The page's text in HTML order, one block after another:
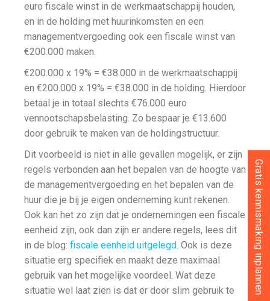
euro fiscale winst in de werkmaatschappij houden,
en in de holding met huurinkomsten en een
managementvergoeding ook een fiscale winst van
€200.000 maken.
€200.000 x 19% = €38.000 in de werkmaatschappij
en €200.000 x 19% = €38.000 in de holding. Hierdoor
betaal je in totaal slechts €76.000 euro
vennootschapsbelasting. Zo bespaar je €13.600
door gebruik te maken van de holdingstructuur.
Dit voorbeeld is niet in alle gevallen mogelijk, er zijn
regels verbonden aan het bepalen van de hoogte van
de managementvergoeding en het bepalen van de
huur die je bij je eigen onderneming kunt rekenen.
Ook kan het zo zijn dat je ondernemingen een fiscale
eenheid zijn, ook dan zijn er andere regels, lees dit
in de blog: fiscale eenheid uitgelegd. Ook is deze
situatie erg specifiek en maakt deze maximaal
gebruik van het mogelijke voordeel. Wat deze
situatie wel laat zien is dat er door slim gebruik te
Gratis kennismaking inplannen